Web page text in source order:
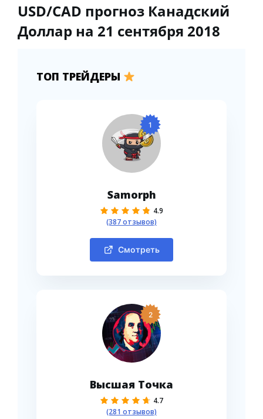
USD/CAD прогноз Канадский
Доллар на 21 сентября 2018
ТОП ТРЕЙДЕРЫ
1
Samorph
4.9
(387 отзывов)
Смотреть
2
Высшая Точка
4.7
(281 отзывов)